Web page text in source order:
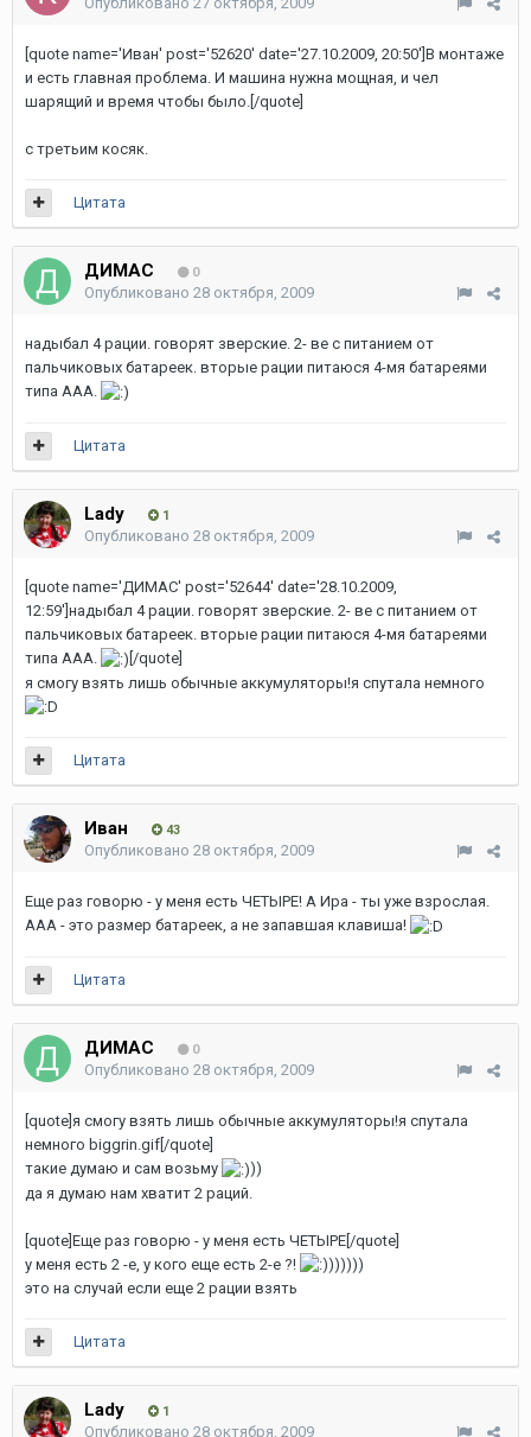
[quote name='Иван' post='52620' date='27.10.2009, 20:50']В монтаже
и есть главная проблема. И машина нужна мощная, и чел
шарящий и время чтобы было.[/quote]
с третьим косяк.
Цитата
ДИМАС 0
Опубликовано 28 октября, 2009
надыбал 4 рации. говорят зверские. 2- ве с питанием от
пальчиковых батареек. вторые рации питаюся 4-мя батареями
типа ААА.
Цитата
Lady 1
Опубликовано 28 октября, 2009
[quote name='ДИМАС' post='52644' date='28.10.2009,
12:59']надыбал 4 рации. говорят зверские. 2- ве с питанием от
пальчиковых батареек. вторые рации питаюся 4-мя батареями
типа ААА.
[/quote]
я смогу взять лишь обычные аккумуляторы!я спутала немного
Цитата
Иван 43
Опубликовано 28 октября, 2009
Еще раз говорю - у меня есть ЧЕТЫРЕ! А Ира - ты уже взрослая.
ААА - это размер батареек, а не запавшая клавиша!
Цитата
ДИМАС 0
Опубликовано 28 октября, 2009
[quote]я смогу взять лишь обычные аккумуляторы!я спутала
немного biggrin.gif[/quote]
такие думаю и сам возьму
))
да я думаю нам хватит 2 раций.
[quote]Еще раз говорю - у меня есть ЧЕТЫРЕ[/quote]
у меня есть 2 -е, у кого еще есть 2-е ?!
))))))
это на случай если еще 2 рации взять
Цитата
Lady 1
Опубликовано 28 октября, 2009